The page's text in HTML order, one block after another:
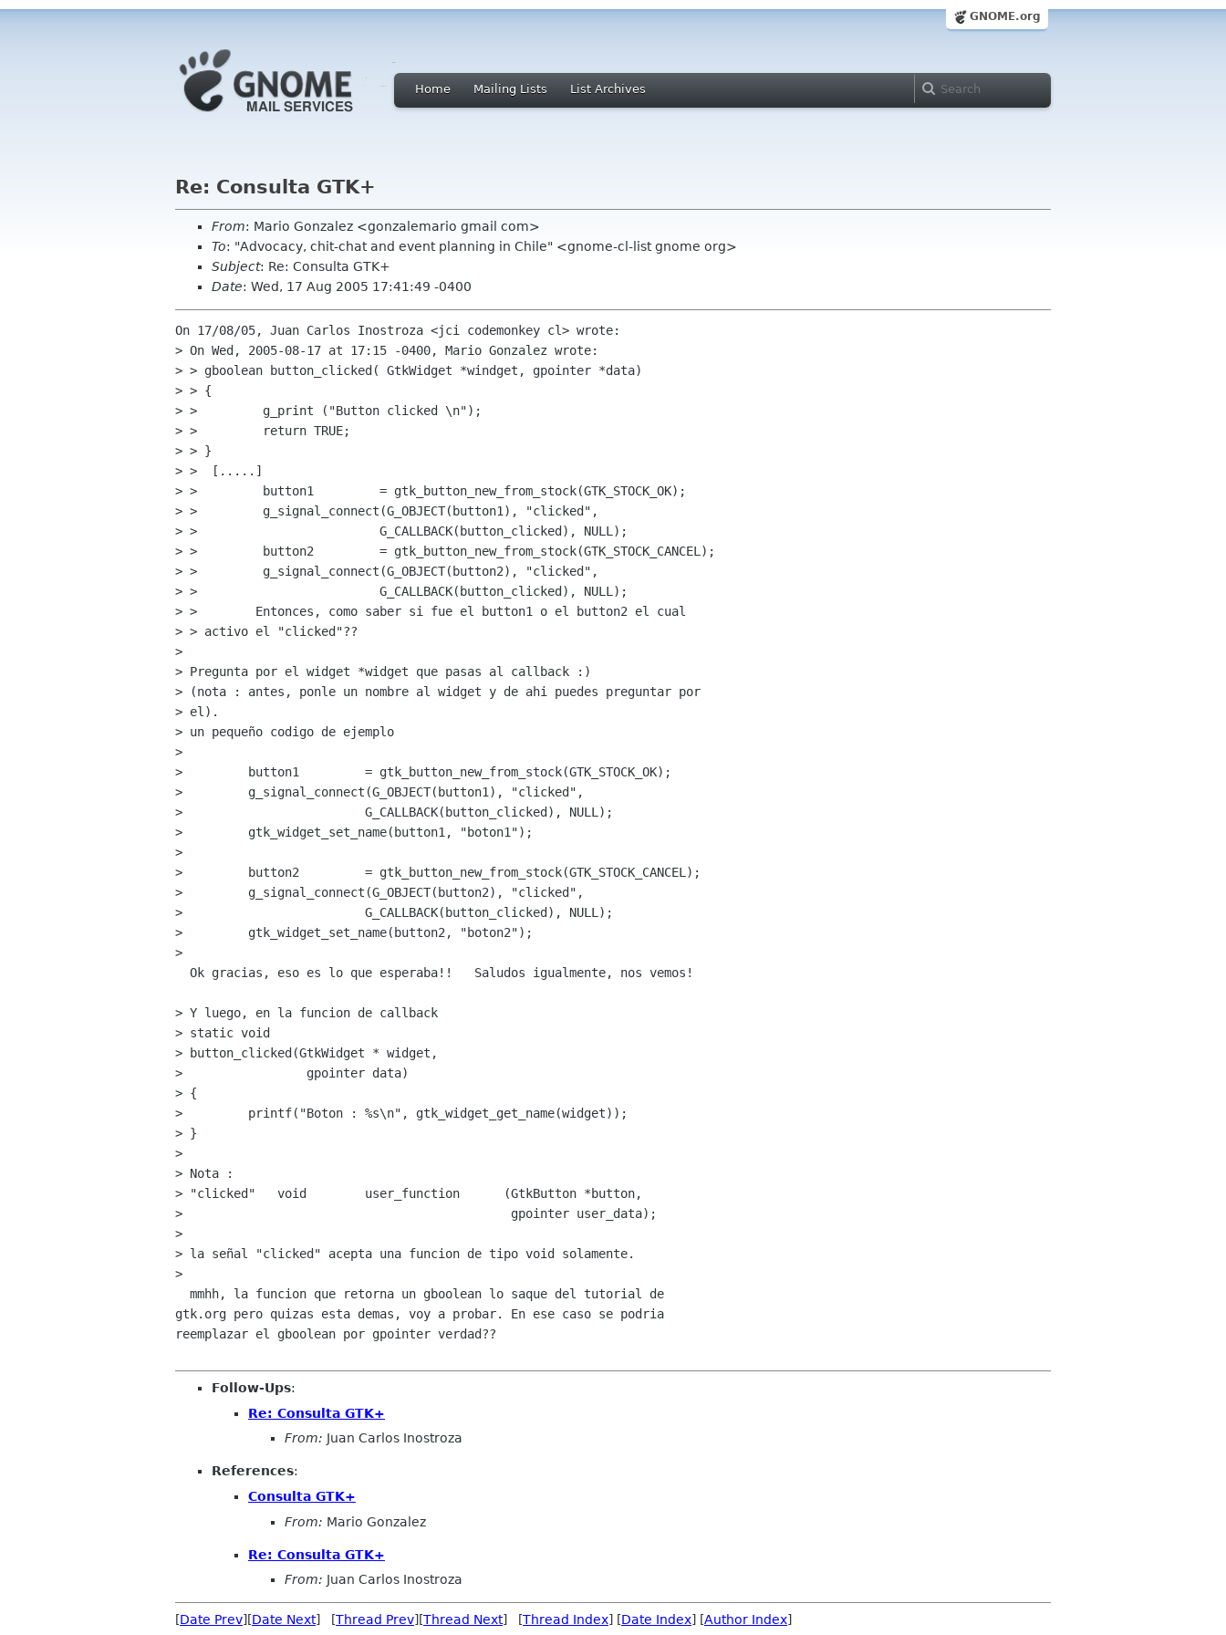
GNOME.org
Home Mailing Lists List Archives
Re: Consulta GTK+
From: Mario Gonzalez <gonzalemario gmail com>
To: "Advocacy, chit-chat and event planning in Chile" <gnome-cl-list gnome org>
Subject: Re: Consulta GTK+
Date: Wed, 17 Aug 2005 17:41:49 -0400
On 17/08/05, Juan Carlos Inostroza <jci codemonkey cl> wrote:
> On Wed, 2005-08-17 at 17:15 -0400, Mario Gonzalez wrote:
> > gboolean button_clicked( GtkWidget *windget, gpointer *data)
> > {
> >         g_print ("Button clicked \n");
> >         return TRUE;
> > }
> >  [.....]
> >         button1         = gtk_button_new_from_stock(GTK_STOCK_OK);
> >         g_signal_connect(G_OBJECT(button1), "clicked",
> >                         G_CALLBACK(button_clicked), NULL);
> >         button2         = gtk_button_new_from_stock(GTK_STOCK_CANCEL);
> >         g_signal_connect(G_OBJECT(button2), "clicked",
> >                         G_CALLBACK(button_clicked), NULL);
> >        Entonces, como saber si fue el button1 o el button2 el cual
> > activo el "clicked"??
>
> Pregunta por el widget *widget que pasas al callback :)
> (nota : antes, ponle un nombre al widget y de ahi puedes preguntar por
> el).
> un pequeño codigo de ejemplo
>
>         button1         = gtk_button_new_from_stock(GTK_STOCK_OK);
>         g_signal_connect(G_OBJECT(button1), "clicked",
>                         G_CALLBACK(button_clicked), NULL);
>         gtk_widget_set_name(button1, "boton1");
>
>         button2         = gtk_button_new_from_stock(GTK_STOCK_CANCEL);
>         g_signal_connect(G_OBJECT(button2), "clicked",
>                         G_CALLBACK(button_clicked), NULL);
>         gtk_widget_set_name(button2, "boton2");
>
> Y luego, en la funcion de callback
> static void
> button_clicked(GtkWidget * widget,
>                 gpointer data)
> {
>         printf("Boton : %s\n", gtk_widget_get_name(widget));
> }
>
> Nota :
> "clicked"   void        user_function      (GtkButton *button,
>                                             gpointer user_data);
>
> la señal "clicked" acepta una funcion de tipo void solamente.
>
gtk.org pero quizas esta demas, voy a probar. En ese caso se podria
reemplazar el gboolean por gpointer verdad??
Follow-Ups:
Re: Consulta GTK+
From: Juan Carlos Inostroza
References:
Consulta GTK+
From: Mario Gonzalez
Re: Consulta GTK+
From: Juan Carlos Inostroza
[Date Prev][Date Next] [Thread Prev][Thread Next] [Thread Index] [Date Index] [Author Index]